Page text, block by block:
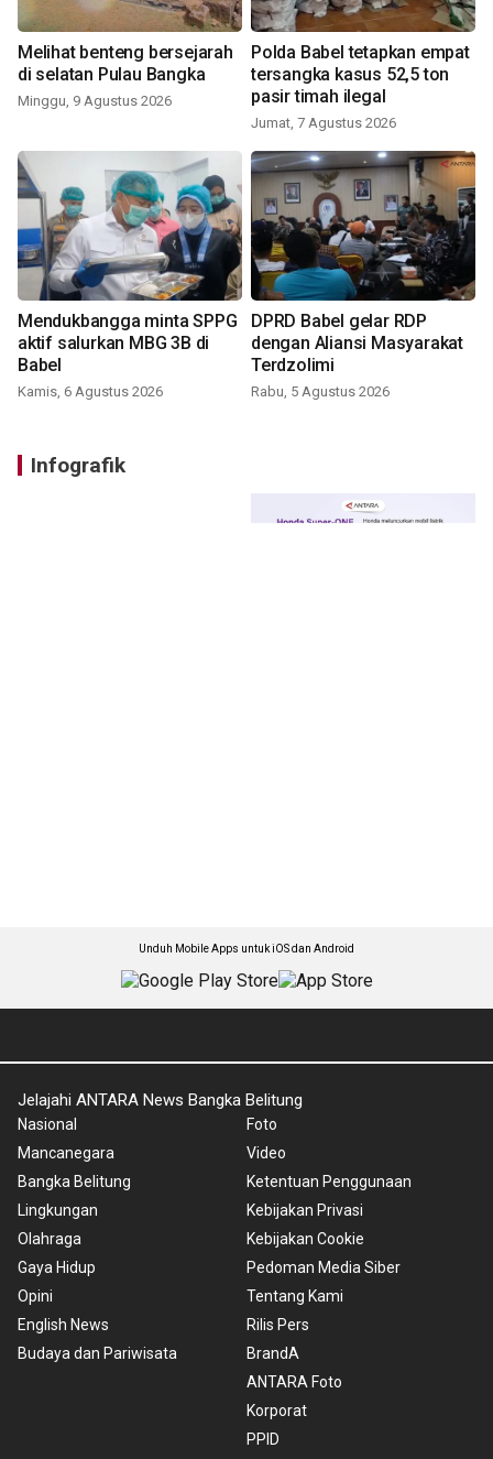
Melihat benteng bersejarah
di selatan Pulau Bangka
Minggu, 9 Agustus 2026
Polda Babel tetapkan empat
tersangka kasus 52,5 ton
pasir timah ilegal
Jumat, 7 Agustus 2026
Mendukbangga minta SPPG
aktif salurkan MBG 3B di
Babel
Kamis, 6 Agustus 2026
DPRD Babel gelar RDP
dengan Aliansi Masyarakat
Terdzolimi
Rabu, 5 Agustus 2026
Infografik
Unduh Mobile Apps untuk iOS dan Android
Jelajahi ANTARA News Bangka Belitung
Nasional
Mancanegara
Bangka Belitung
Lingkungan
Olahraga
Gaya Hidup
Opini
English News
Budaya dan Pariwisata
Foto
Video
Ketentuan Penggunaan
Kebijakan Privasi
Kebijakan Cookie
Pedoman Media Siber
Tentang Kami
Rilis Pers
BrandA
ANTARA Foto
Korporat
PPID